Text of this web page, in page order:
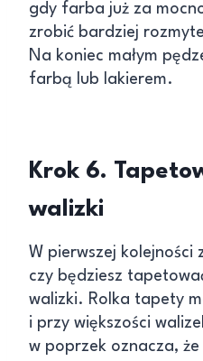
gdy farba już za
zrobić bardziej
Na koniec małym
farbą lub lakierem.
Krok 6.
walizki
W pierwszej kolejności
czy będziesz
walizki. Rolka tapety
i przy większości
w poprzek oznacza,